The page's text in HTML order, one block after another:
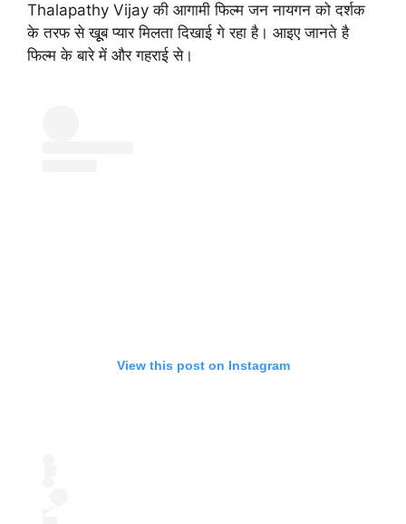
Thalapathy Vijay की आगामी फिल्म जन नायगन को दर्शक
के तरफ से खूूब प्यार मिलता दिखाई गे रहा है। आइए जानते है
फिल्म के बारे में और गहराई से।
View this post on Instagram